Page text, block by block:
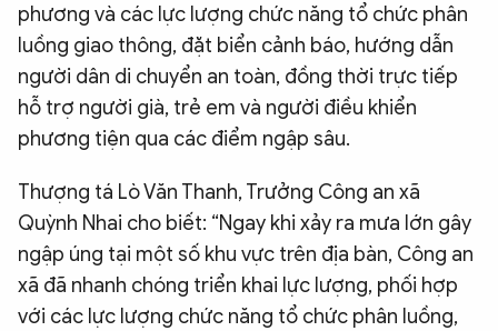
phương và các lực lượng chức năng tổ chức phân
luồng giao thông, đặt biển cảnh báo, hướng dẫn
người dân di chuyển an toàn, đồng thời trực tiếp
hỗ trợ người già, trẻ em và người điều khiển
phương tiện qua các điểm ngập sâu.
Thượng tá Lò Văn Thanh, Trưởng Công an xã
Quỳnh Nhai cho biết: “Ngay khi xảy ra mưa lớn gây
ngập úng tại một số khu vực trên địa bàn, Công an
xã đã nhanh chóng triển khai lực lượng, phối hợp
với các lực lượng chức năng tổ chức phân luồng,